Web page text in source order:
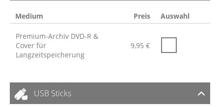
Medium Preis Auswahl
Premium-Archiv DVD-R &
Cover für
Langzeitspeicherung
9,95 €
USB Sticks